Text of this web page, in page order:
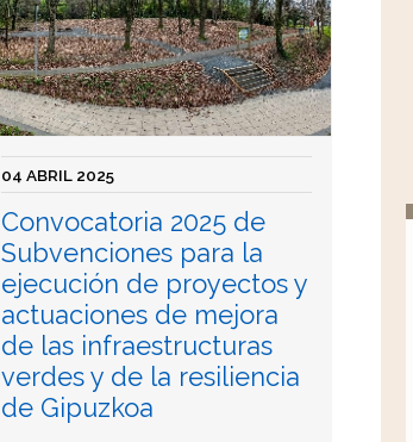
04 ABRIL 2025
Convocatoria 2025 de
Subvenciones para la
ejecución de proyectos y
actuaciones de mejora
de las infraestructuras
verdes y de la resiliencia
de Gipuzkoa